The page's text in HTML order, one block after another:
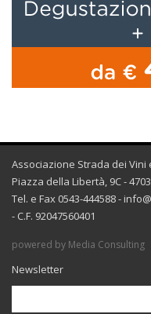
Associazione Strada dei Vini
Piazza della Libertà, 9C -
Tel. e Fax 0543-444588 -
- C.F. 92047560401
powered by Media Consulting
Newsletter